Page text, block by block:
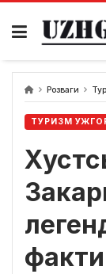
Skip
content
Розваги
ТУРИЗМ
факти